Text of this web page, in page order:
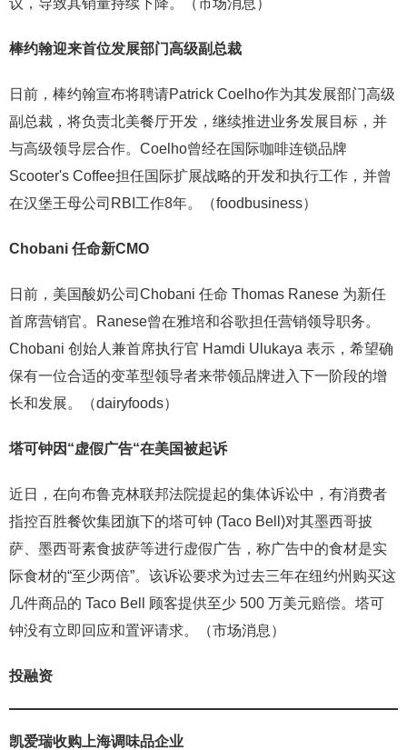
议，导致其销量持续下降。（市场消息）
棒约翰迎来首位发展部门高级副总裁
日前，棒约翰宣布将聘请Patrick Coelho作为其发展部门高级
副总裁，将负责北美餐厅开发，继续推进业务发展目标，并
与高级领导层合作。Coelho曾经在国际咖啡连锁品牌
Scooter's Coffee担任国际扩展战略的开发和执行工作，并曾
在汉堡王母公司RBI工作8年。（foodbusiness）
Chobani 任命新CMO
日前，美国酸奶公司Chobani 任命 Thomas Ranese 为新任
首席营销官。Ranese曾在雅培和谷歌担任营销领导职务。
Chobani 创始人兼首席执行官 Hamdi Ulukaya 表示，希望确
保有一位合适的变革型领导者来带领品牌进入下一阶段的增
长和发展。（dairyfoods）
塔可钟因“虚假广告“在美国被起诉
近日，在向布鲁克林联邦法院提起的集体诉讼中，有消费者
指控百胜餐饮集团旗下的塔可钟 (Taco Bell)对其墨西哥披
萨、墨西哥素食披萨等进行虚假广告，称广告中的食材是实
际食材的“至少两倍”。该诉讼要求为过去三年在纽约州购买这
几件商品的 Taco Bell 顾客提供至少 500 万美元赔偿。塔可
钟没有立即回应和置评请求。（市场消息）
投融资
凯爱瑞收购上海调味品企业